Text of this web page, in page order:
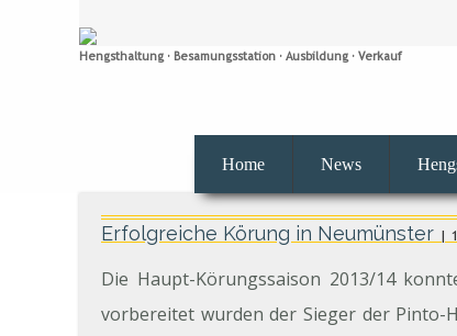
Hengsthaltung · Besamungsstation · Ausbildung · Verkauf
Home News
Erfolgreiche Körung in Neumünster |
Die Haupt-Körungssaison 2013/14
vorbereitet wurden der Sieger der Pinto-